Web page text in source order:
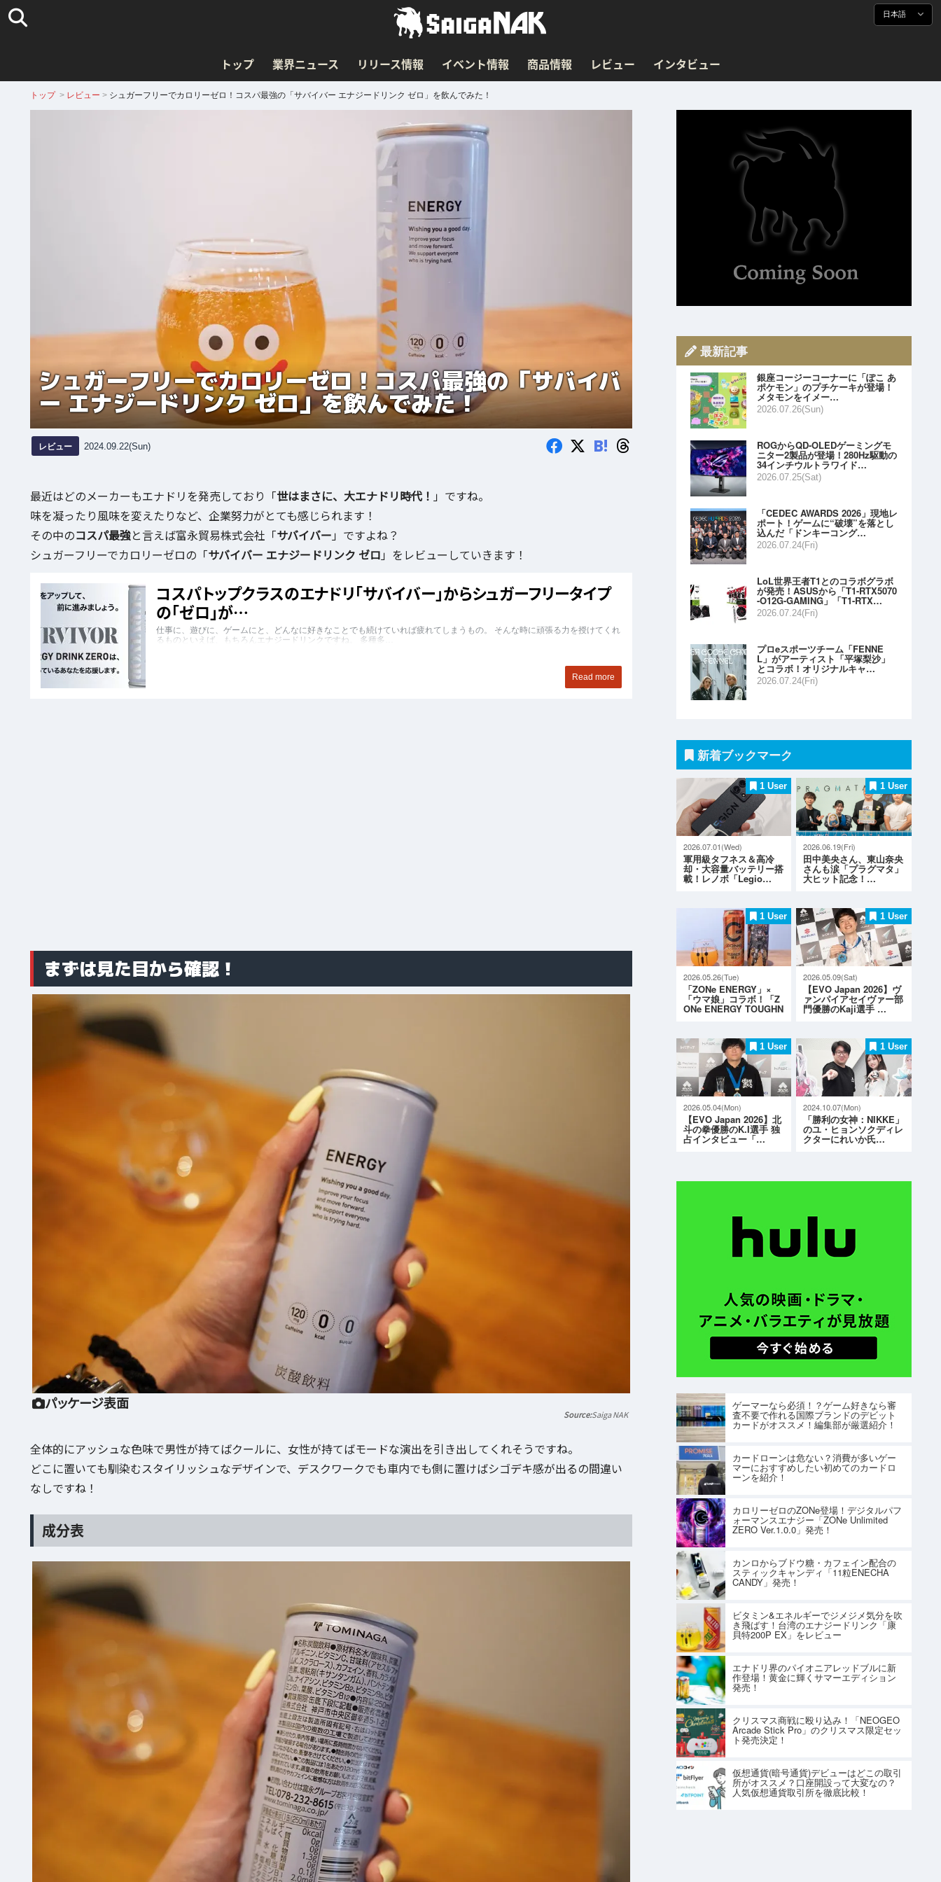
日本語
トップ 業界ニュース リリース情報 イベント情報 商品情報 レビュー インタビュー
トップ > レビュー > シュガーフリーでカロリーゼロ！コスパ最強の「サバイバー エナジードリンク ゼロ」を飲んでみた！
シュガーフリーでカロリーゼロ！コスパ最強の「サバイバ
ー エナジードリンク ゼロ」を飲んでみた！
レビュー 2024.09.22(Sun) B!
最近はどのメーカーもエナドリを発売しており「世はまさに、大エナドリ時代！ 」ですね。
味を凝ったり風味を変えたりなど、企業努力がとても感じられます！
その中のコスパ最強と言えば富永貿易株式会社「サバイバー 」ですよね？
シュガーフリーでカロリーゼロの「サバイバー エナジードリンク ゼロ 」をレビューしていきます！
まずは見た目から確認！
パッケージ表面
Saiga NAK
全体的にアッシュな色味で男性が持てばクールに、女性が持てばモードな演出を引き出してくれそうですね。
どこに置いても馴染むスタイリッシュなデザインで、デスクワークでも車内でも側に置けばシゴデキ感が出るの間違い
なしですね！
成分表
最新記事
銀座コージーコーナーに「ぽこ あ
ポケモン」のプチケーキが登場！
メタモンをイメー…
2026.07.26(Sun)
ROGからQD-OLEDゲーミングモ
ニター2製品が登場！280Hz駆動の
34インチウルトラワイド…
2026.07.25(Sat)
「CEDEC AWARDS 2026」現地レ
ポート！ゲームに“破壊”を落とし
込んだ「ドンキーコング…
2026.07.24(Fri)
LoL世界王者T1とのコラボグラボ
が発売！ASUSから「T1-RTX5070
-O12G-GAMING」「T1-RTX…
2026.07.24(Fri)
プロeスポーツチーム「FENNE
L」がアーティスト「平塚梨沙」
とコラボ！オリジナルキャ…
2026.07.24(Fri)
新着ブックマーク
1 User
2026.07.01(Wed)
軍用級タフネス＆高冷
却・大容量バッテリー搭
載！レノボ「Legio…
1 User
2026.06.19(Fri)
田中美央さん、東山奈央
さんも涙「プラグマタ」
大ヒット記念！…
1 User
2026.05.26(Tue)
「ZONe ENERGY」×
「ウマ娘」コラボ！「Z
ONe ENERGY TOUGHN
1 User
2026.05.09(Sat)
【EVO Japan 2026】ヴ
ァンパイアセイヴァー部
門優勝のKaji選手 …
1 User
2026.05.04(Mon)
【EVO Japan 2026】北
斗の拳優勝のK.I選手 独
占インタビュー「…
1 User
2024.10.07(Mon)
「勝利の女神：NIKKE」
のユ・ヒョンソクディレ
クターにれいか氏…
ゲーマーなら必須！？ゲーム好きなら審
査不要で作れる国際ブランドのデビット
カードがオススメ！編集部が厳選紹介！
カードローンは危ない？消費が多いゲー
マーにおすすめしたい初めてのカードロ
ーンを紹介！
カロリーゼロのZONe登場！デジタルパフ
ォーマンスエナジー「ZONe Unlimited
ZERO Ver.1.0.0」発売！
カンロからブドウ糖・カフェイン配合の
スティックキャンディ「11粒ENECHA
CANDY」発売！
ビタミン&エネルギーでジメジメ気分を吹
き飛ばす！台湾のエナジードリンク「康
貝特200P EX」をレビュー
エナドリ界のパイオニアレッドブルに新
作登場！黄金に輝くサマーエディション
発売！
クリスマス商戦に殴り込み！「NEOGEO
Arcade Stick Pro」のクリスマス限定セッ
ト発売決定！
仮想通貨(暗号通貨)デビューはどこの取引
所がオススメ？口座開設って大変なの？
人気仮想通貨取引所を徹底比較！